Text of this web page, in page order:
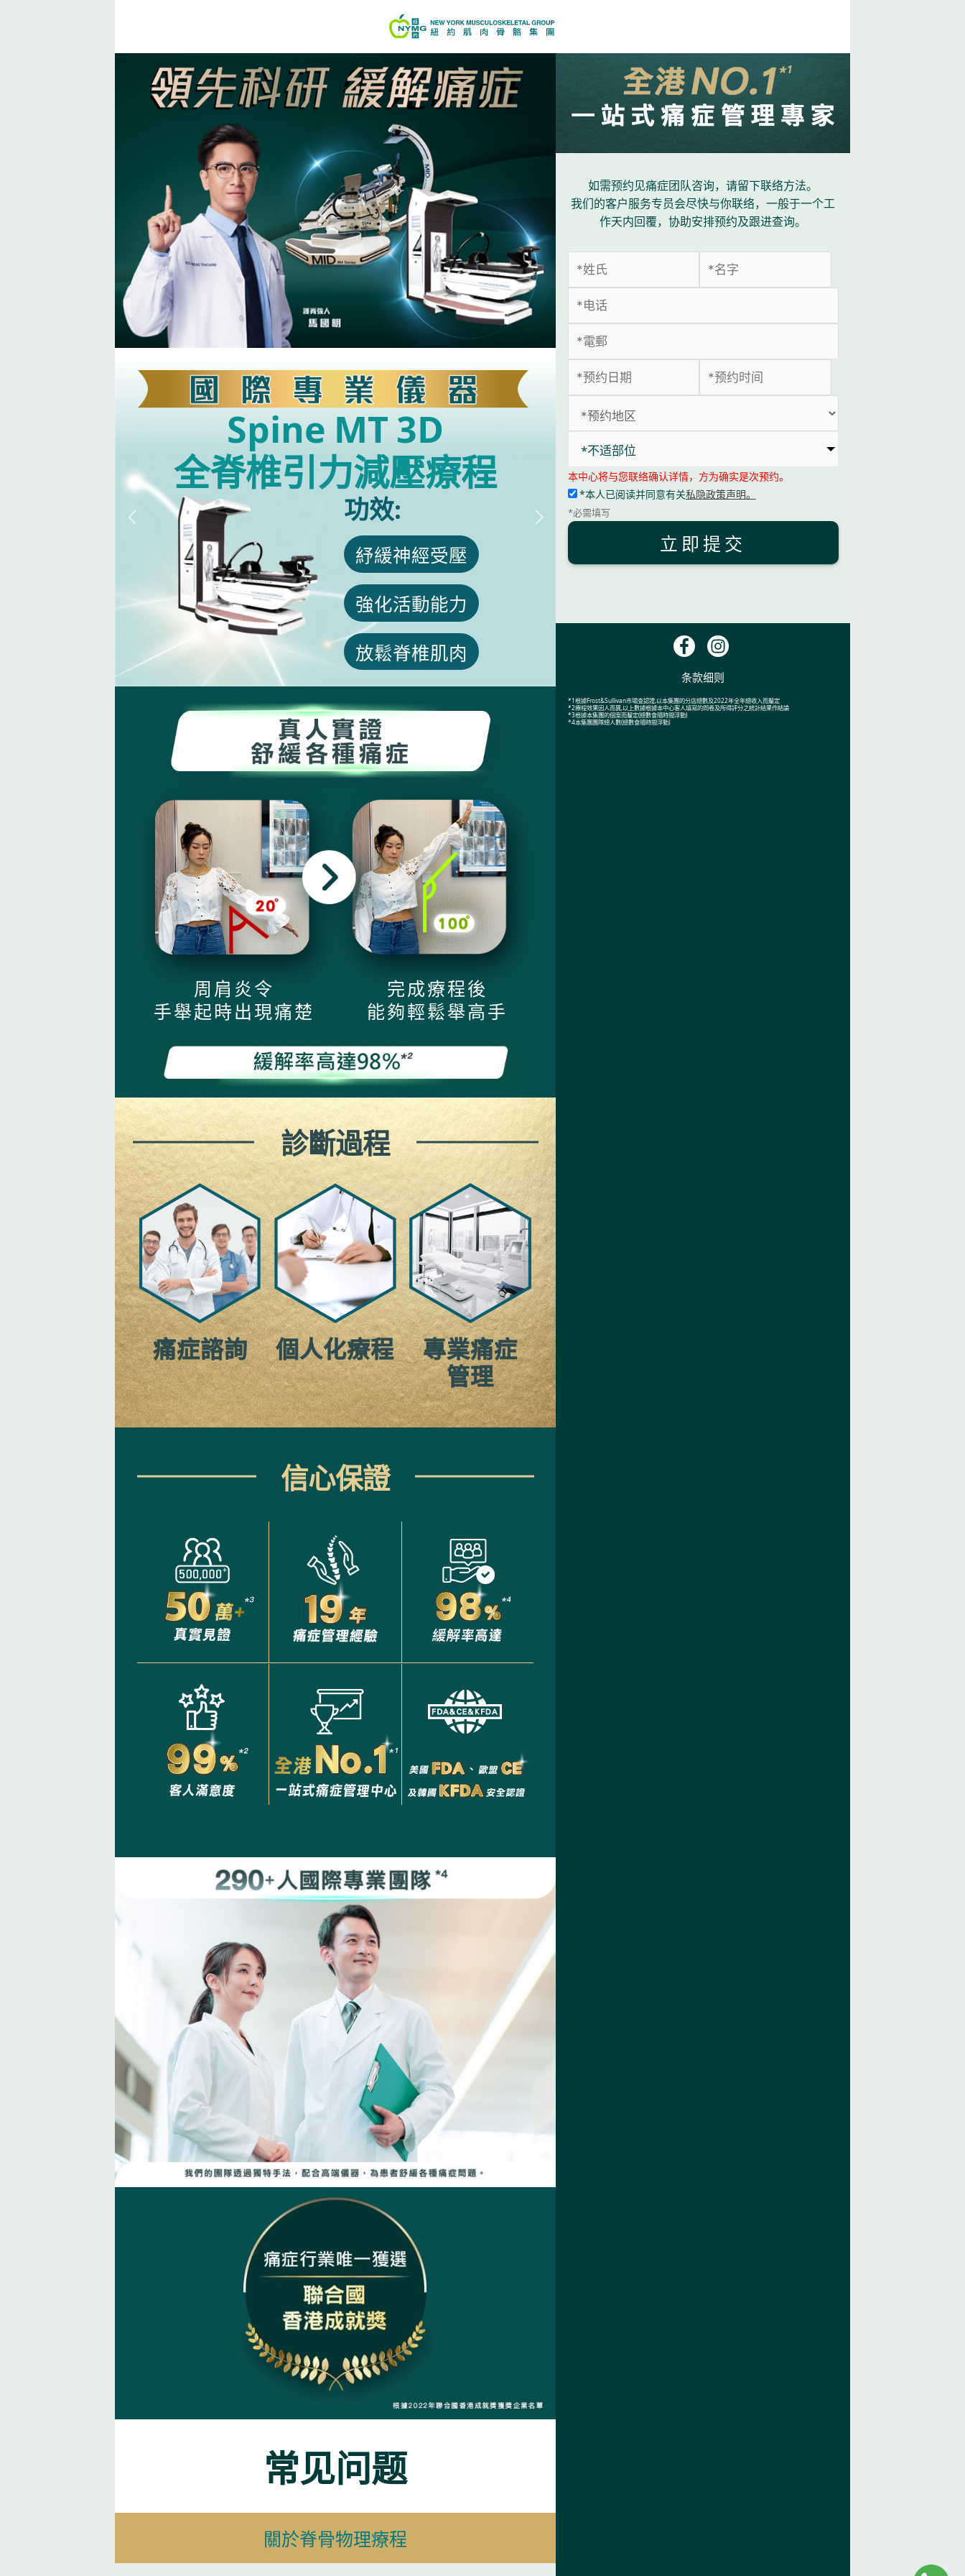
Spine MT 3D
全脊椎引力減壓療程
功效:
紓緩神經受壓
強化活動能力
放鬆脊椎肌肉
MID 椎間盤減壓療程
修復受損脊椎
周肩炎令
手舉起時出現痛楚
完成療程後
能夠輕鬆舉高手
診斷過程
痛症諮詢 個人化療程
專業痛症
管理
信心保證
常见问题
關於脊骨物理療程
如需预约见痛症团队咨询，请留下联络方法。
我们的客户服务专员会尽快与你联络，一般于一个工
作天内回覆，协助安排预约及跟进查询。
*不适部位
本中心将与您联络确认详情，方为确实是次预约。
*本人已阅读并同意有关私隐政策声明。
*必需填写
立即提交
条款细则
*1根據Frost&Sullivan市場查認證,以本集團的分店總數及2022年全年總收入而釐定
*2療程效果因人而異,以上數據根據本中心客人填寫的問卷及所得評分之統計結果作結論
*3根據本集團的個案而釐定(總數會隨時間浮動)
*4本集團團隊總人數(總數會隨時間浮動)